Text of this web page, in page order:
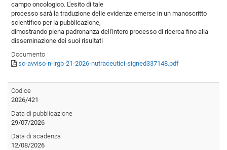
campo oncologico. L'esito di tale
processo sarà la traduzione delle evidenze emerse in un manoscritto
scientifico per la pubblicazione,
dimostrando piena padronanza dell'intero processo di ricerca fino alla
disseminazione dei suoi risultati
Documento
sc-avviso-n-irgb-21-2026-nutraceutici-signed337148.pdf
Codice
2026/421
Data di pubblicazione
29/07/2026
Data di scadenza
12/08/2026